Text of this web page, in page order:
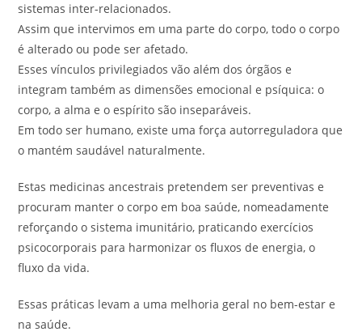
sistemas inter-relacionados.
Assim que intervimos em uma parte do corpo, todo o corpo
é alterado ou pode ser afetado.
Esses vínculos privilegiados vão além dos órgãos e
integram também as dimensões emocional e psíquica: o
corpo, a alma e o espírito são inseparáveis.
Em todo ser humano, existe uma força autorreguladora que
o mantém saudável naturalmente.
Estas medicinas ancestrais pretendem ser preventivas e
procuram manter o corpo em boa saúde, nomeadamente
reforçando o sistema imunitário, praticando exercícios
psicocorporais para harmonizar os fluxos de energia, o
fluxo da vida.
Essas práticas levam a uma melhoria geral no bem-estar e
na saúde.